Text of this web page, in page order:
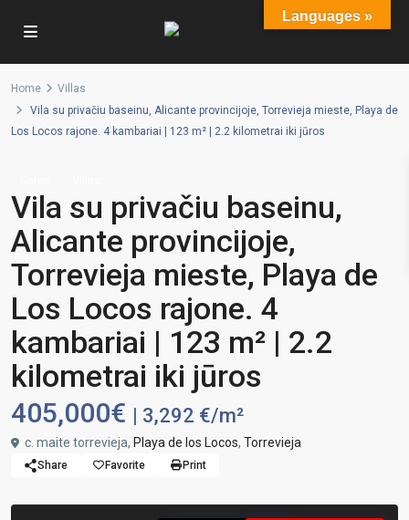
Home
Villas
Vila su privačiu baseinu, Alicante provincijoje, Torrevieja mieste, Playa de
Los Locos rajone. 4 kambariai | 123 m² | 2.2 kilometrai iki jūros
Vila su privačiu baseinu,
Alicante provincijoje,
Torrevieja mieste, Playa de
Los Locos rajone. 4
kambariai | 123 m² | 2.2
kilometrai iki jūros
405,000€ | 3,292 €/m²
c. maite torrevieja, Playa de los Locos, Torrevieja
Share Favorite Print
Languages »